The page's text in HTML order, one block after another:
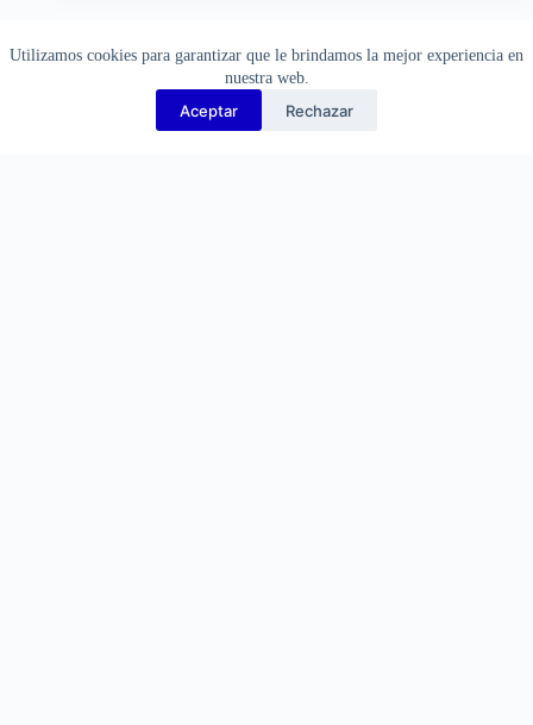
Utilizamos cookies para garantizar que le brindamos la mejor experiencia en
nuestra web.
Aceptar Rechazar
¡Consulte por descuentos!